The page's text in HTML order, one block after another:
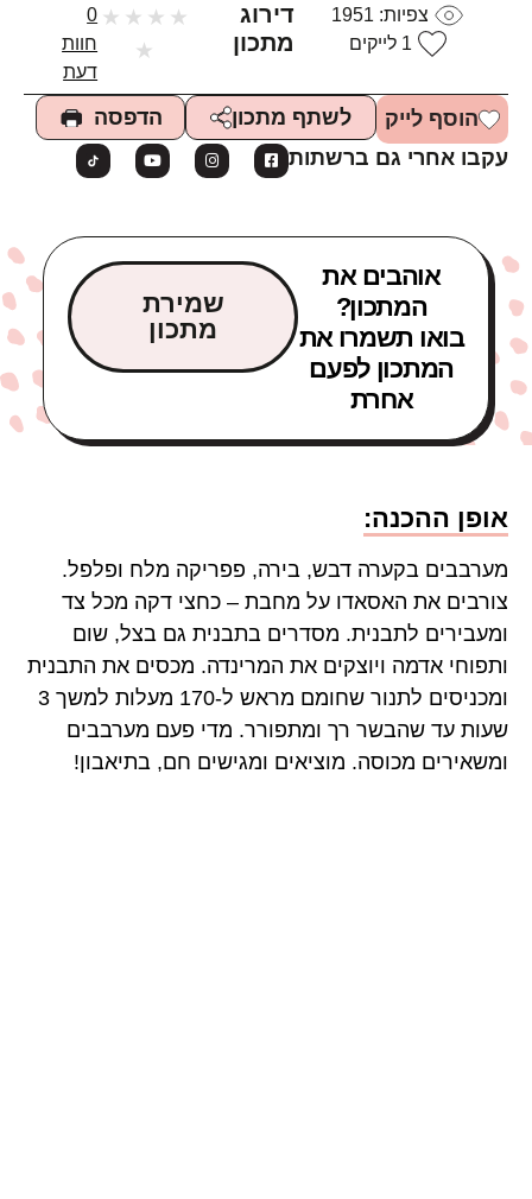
צפיות: 1951
1 לייקים
דירוג
מתכון
★
★
★
★
★
0
חוות
דעת
הוסף לייק לשתף מתכון
הדפסה
עקבו אחרי גם ברשתות
אוהבים את
המתכון?
בואו תשמרו את
המתכון לפעם
אחרת
שמירת
מתכון
אופן ההכנה:
מערבבים בקערה דבש, בירה, פפריקה מלח ופלפל.
צורבים את האסאדו על מחבת – כחצי דקה מכל צד
ומעבירים לתבנית. מסדרים בתבנית גם בצל, שום
ותפוחי אדמה ויוצקים את המרינדה. מכסים את התבנית
ומכניסים לתנור שחומם מראש ל-170 מעלות למשך 3
שעות עד שהבשר רך ומתפורר. מדי פעם מערבבים
ומשאירים מכוסה. מוציאים ומגישים חם, בתיאבון!